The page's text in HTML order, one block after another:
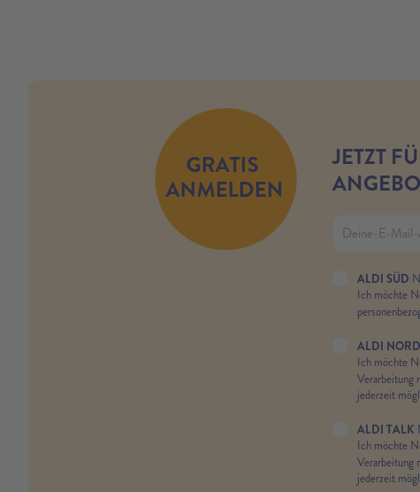
GRATIS
ANMELDEN
JETZT
ALDI SÜD
Ich möchte
ALDI NORD
Ich möchte
Verarbeitung
jederzeit
ALDI TALK
Ich möchte
Verarbeitung
jederzeit